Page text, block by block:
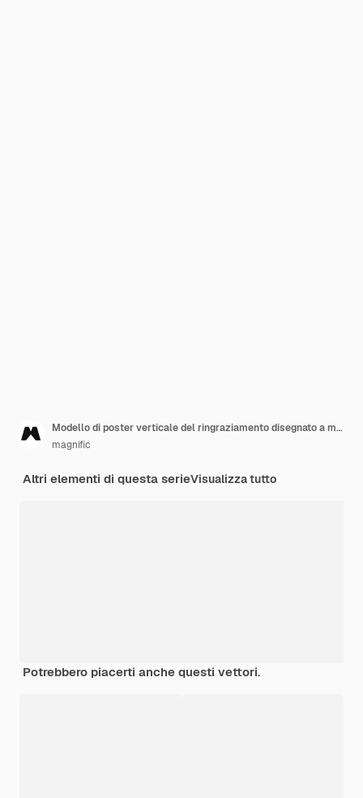
Modello di poster verticale del ringraziamento disegnato a mano
magnific
Altri elementi di questa serieVisualizza tutto
Potrebbero piacerti anche questi vettori.